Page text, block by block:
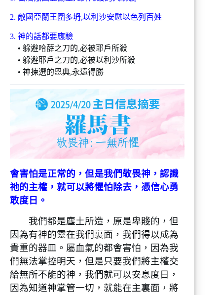
2. 敵國亞蘭王圍多坍,以利沙安慰以色列百姓
3. 神的話都要應驗
• 躲避哈薛之刀的,必被耶戶所殺
• 躲避耶戶之刀的,必被以利沙所殺
• 神揀選的恩典,永遠得勝
會害怕是正常的，但是我們敬畏神，認識
祂的主權，就可以將懼怕除去，憑信心勇
敢度日。
我們都是塵土所造，原是卑賤的，但
因為有神的靈在我們裏面，我們得以成為
貴重的器皿。屬血氣的都會害怕，因為我
們無法掌控明天，但是只要我們將主權交
給無所不能的神，我們就可以安息度日，
因為知道神掌管一切，就能在主裏面，將